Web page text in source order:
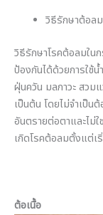
วิธีรักษาต้อลม
วิธีรักษาโรคต้อลมใน
ป้องกันได้ด้วยการใช้
ฝุ่นควัน มลภาวะ สวม
เป็นต้น โดยไม่จำเป็น
อันตรายต่อตาและไม่
เกิดโรคต้อลมตั้งแต่เ
ต้อเนื้อ